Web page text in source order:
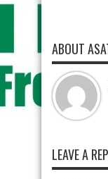
ABOUT
LEAVE A